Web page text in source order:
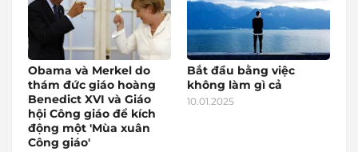
Obama và Merkel do
thám đức giáo hoàng
Benedict XVI và Giáo
hội Công giáo để kích
động một 'Mùa xuân
Công giáo'
Bắt đầu bằng việc
không làm gì cả
10.01.2025